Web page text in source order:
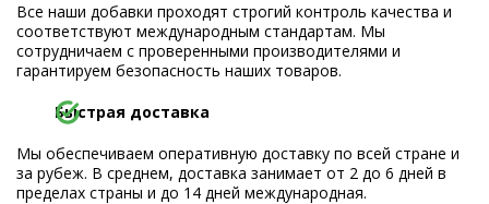
Все наши добавки проходят строгий контроль качества и
соответствуют международным стандартам. Мы
сотрудничаем с проверенными производителями и
гарантируем безопасность наших товаров.
Быстрая доставка
Мы обеспечиваем оперативную доставку по всей стране и
за рубеж. В среднем, доставка занимает от 2 до 6 дней в
пределах страны и до 14 дней международная.